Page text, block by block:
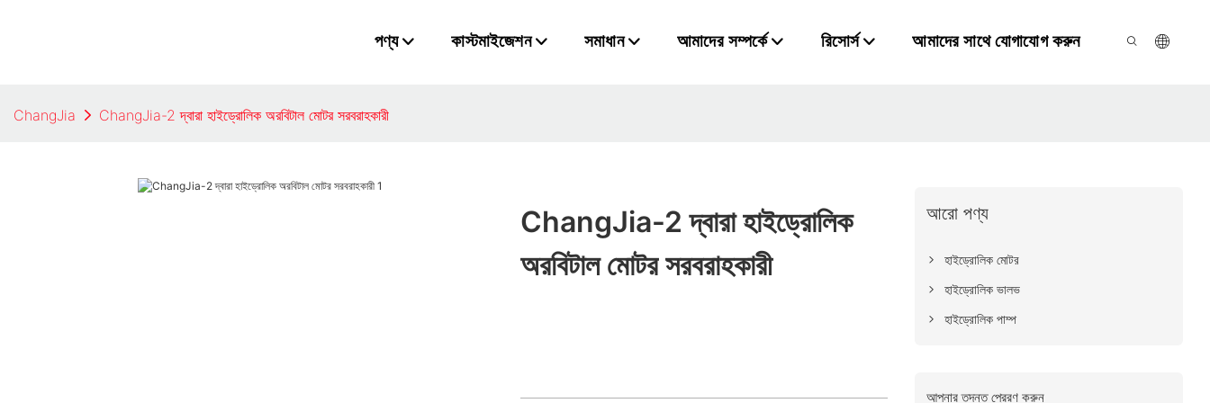
পণ্য কাস্টমাইজেশন সমাধান আমাদের সম্পর্কে রিসোর্স আমাদের সাথে যোগাযোগ করুন
ChangJia ChangJia-2 দ্বারা হাইড্রোলিক অরবিটাল মোটর সরবরাহকারী
ChangJia-2 দ্বারা হাইড্রোলিক
অরবিটাল মোটর সরবরাহকারী
আরো পণ্য
হাইড্রোলিক মোটর
হাইড্রোলিক ভালভ
হাইড্রোলিক পাম্প
আপনার তদন্ত প্রেরণ করুন